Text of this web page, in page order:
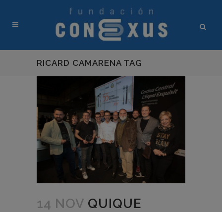
RICARD CAMARENA TAG
14 NOV QUIQUE